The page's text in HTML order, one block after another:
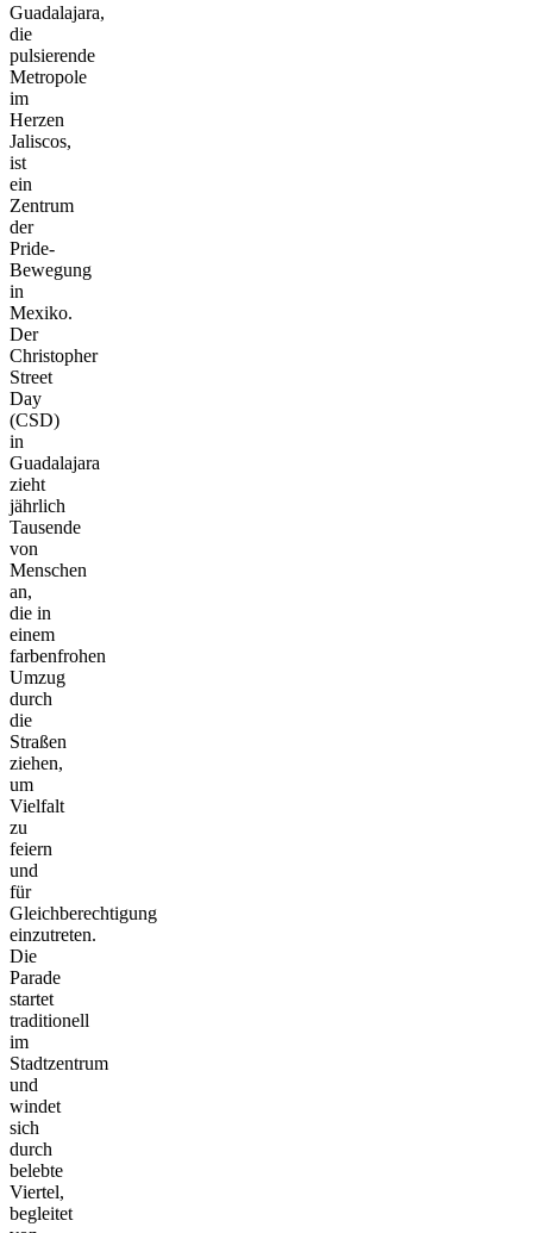
Guadalajara,
die
pulsierende
Metropole
im
Herzen
Jaliscos,
ist
ein
Zentrum
der
Pride-
Bewegung
in
Mexiko.
Der
Christopher
Street
Day
(CSD)
in
Guadalajara
zieht
jährlich
Tausende
von
Menschen
an,
die in
einem
farbenfrohen
Umzug
durch
die
Straßen
ziehen,
um
Vielfalt
zu
feiern
und
für
Gleichberechtigung
einzutreten.
Die
Parade
startet
traditionell
im
Stadtzentrum
und
windet
sich
durch
belebte
Viertel,
begleitet